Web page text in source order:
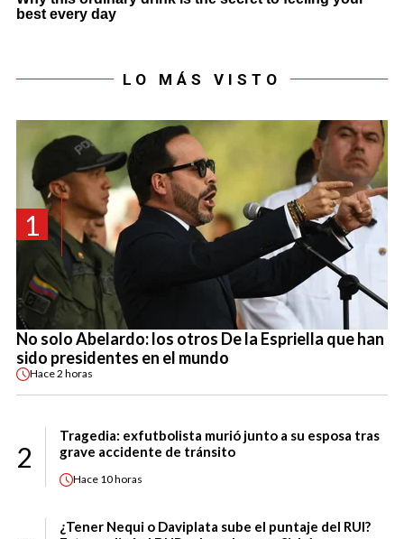
LO MÁS VISTO
1
No solo Abelardo: los otros De la Espriella que han
sido presidentes en el mundo
Hace2 horas
2
Tragedia: exfutbolista murió junto a su esposa tras
grave accidente de tránsito
Hace 10 horas
¿Tener Nequi o Daviplata sube el puntaje del RUI?